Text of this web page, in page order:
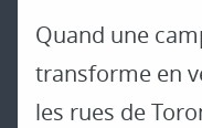
Quand une
transforme en
les rues de